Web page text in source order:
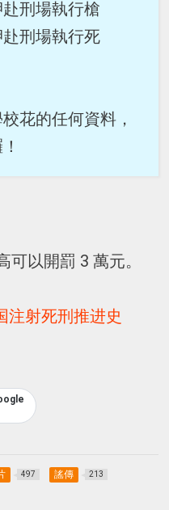
刑場執行槍
刑場執行死
花的任何資料，
以開罰 3 萬元。
注射死刑推进史
497 謠傳 213